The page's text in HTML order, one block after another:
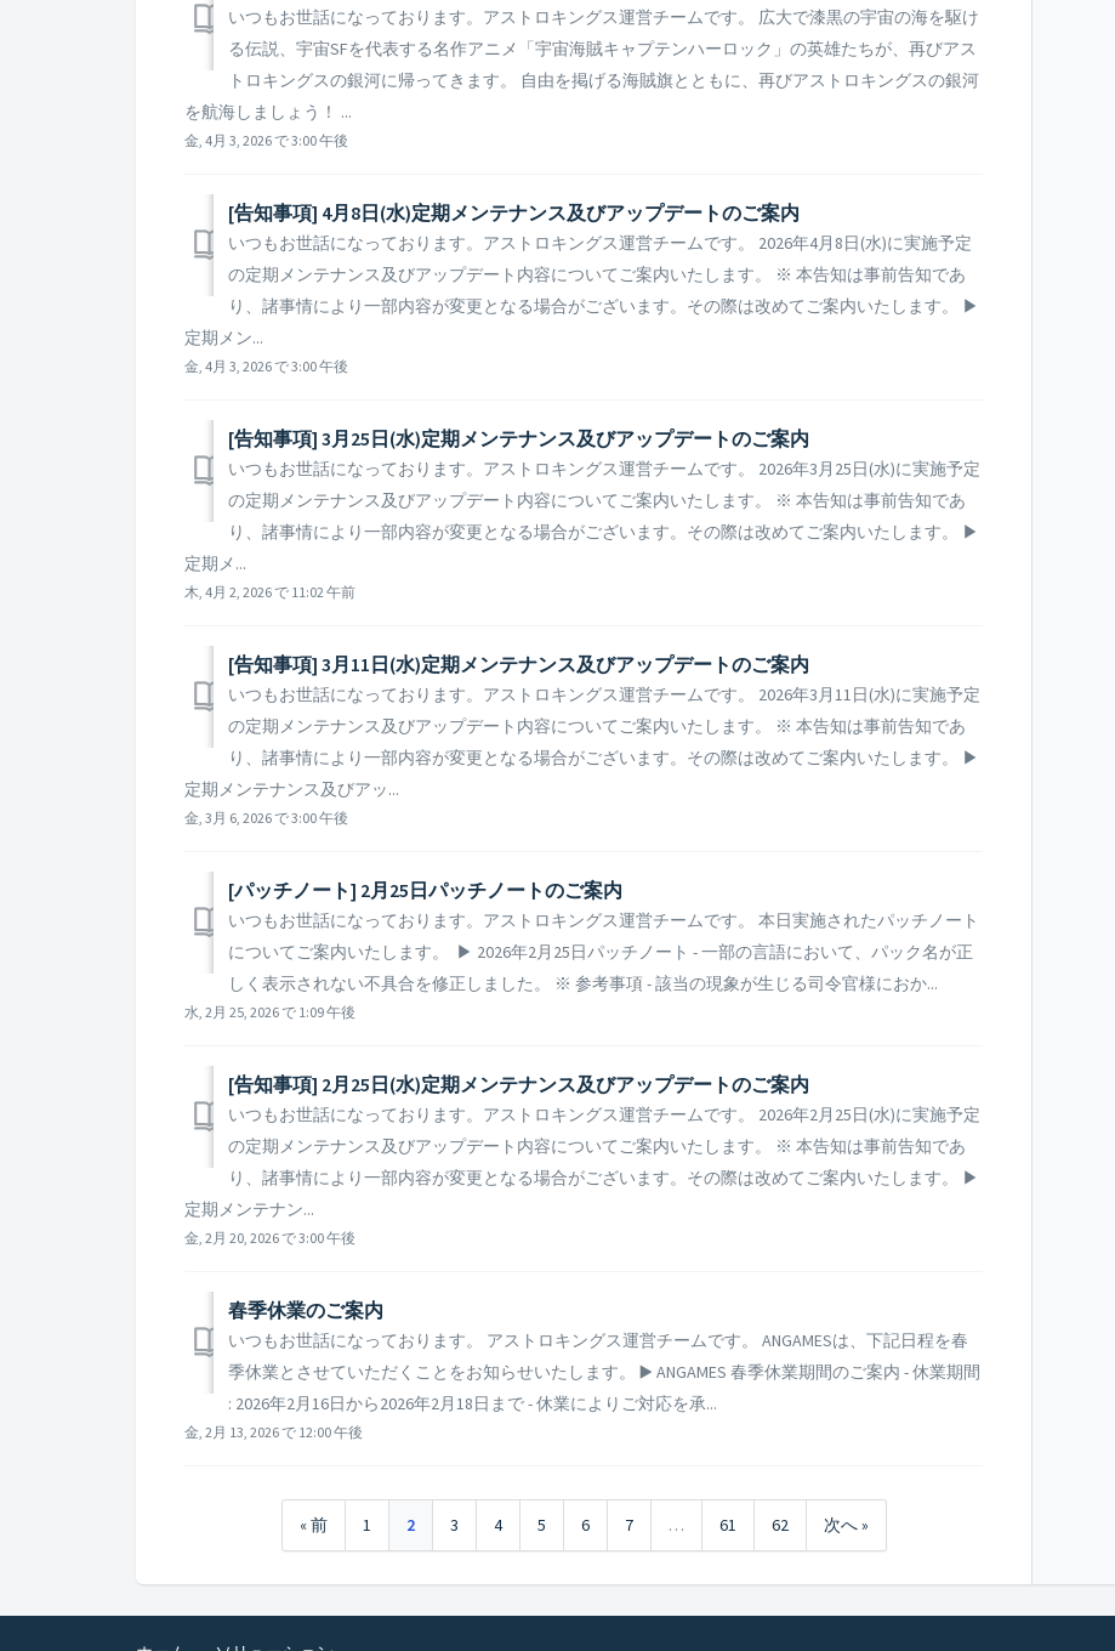
いつもお世話になっております。アストロキングス運営チームです。 広大で漆黒の宇宙の海を駆け
る伝説、宇宙SFを代表する名作アニメ「宇宙海賊キャプテンハーロック」の英雄たちが、再びアス
トロキングスの銀河に帰ってきます。 自由を掲げる海賊旗とともに、再びアストロキングスの銀河
を航海しましょう！ ...
金, 4月 3, 2026 で 3:00 午後
[告知事項] 4月8日(水)定期メンテナンス及びアップデートのご案内
いつもお世話になっております。アストロキングス運営チームです。 2026年4月8日(水)に実施予定
の定期メンテナンス及びアップデート内容についてご案内いたします。 ※ 本告知は事前告知であ
り、諸事情により一部内容が変更となる場合がございます。その際は改めてご案内いたします。 ▶
定期メン...
金, 4月 3, 2026 で 3:00 午後
[告知事項] 3月25日(水)定期メンテナンス及びアップデートのご案内
いつもお世話になっております。アストロキングス運営チームです。 2026年3月25日(水)に実施予定
の定期メンテナンス及びアップデート内容についてご案内いたします。 ※ 本告知は事前告知であ
り、諸事情により一部内容が変更となる場合がございます。その際は改めてご案内いたします。 ▶
定期メ...
木, 4月 2, 2026 で 11:02 午前
[告知事項] 3月11日(水)定期メンテナンス及びアップデートのご案内
いつもお世話になっております。アストロキングス運営チームです。 2026年3月11日(水)に実施予定
の定期メンテナンス及びアップデート内容についてご案内いたします。 ※ 本告知は事前告知であ
り、諸事情により一部内容が変更となる場合がございます。その際は改めてご案内いたします。 ▶
定期メンテナンス及びアッ...
金, 3月 6, 2026 で 3:00 午後
[パッチノート] 2月25日パッチノートのご案内
いつもお世話になっております。アストロキングス運営チームです。 本日実施されたパッチノート
についてご案内いたします。 ▶ 2026年2月25日パッチノート - 一部の言語において、パック名が正
しく表示されない不具合を修正しました。 ※ 参考事項 - 該当の現象が生じる司令官様におか...
水, 2月 25, 2026 で 1:09 午後
[告知事項] 2月25日(水)定期メンテナンス及びアップデートのご案内
いつもお世話になっております。アストロキングス運営チームです。 2026年2月25日(水)に実施予定
の定期メンテナンス及びアップデート内容についてご案内いたします。 ※ 本告知は事前告知であ
り、諸事情により一部内容が変更となる場合がございます。その際は改めてご案内いたします。 ▶
定期メンテナン...
金, 2月 20, 2026 で 3:00 午後
春季休業のご案内
いつもお世話になっております。 アストロキングス運営チームです。 ANGAMESは、下記日程を春
季休業とさせていただくことをお知らせいたします。 ▶️ ANGAMES 春季休業期間のご案内 - 休業期間
: 2026年2月16日から2026年2月18日まで - 休業によりご対応を承...
金, 2月 13, 2026 で 12:00 午後
« 前 1 2 3 4 5 6 7 … 61 62 次へ »